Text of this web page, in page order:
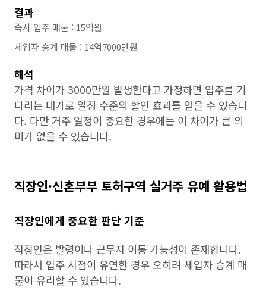
결과
즉시 입주 매물 : 15억원
세입자 승계 매물 : 14억7000만원
해석
가격 차이가 3000만원 발생한다고 가정하면 입주를 기
다리는 대가로 일정 수준의 할인 효과를 얻을 수 있습니
다. 다만 거주 일정이 중요한 경우에는 이 차이가 큰 의
미가 없을 수 있습니다.
직장인·신혼부부 토허구역 실거주 유예 활용법
직장인에게 중요한 판단 기준
직장인은 발령이나 근무지 이동 가능성이 존재합니다.
따라서 입주 시점이 유연한 경우 오히려 세입자 승계 매
물이 유리할 수 있습니다.